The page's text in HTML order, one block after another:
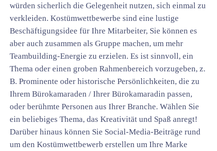
würden sicherlich die Gelegenheit nutzen, sich einmal zu
verkleiden. Kostümwettbewerbe sind eine lustige
Beschäftigungsidee für Ihre Mitarbeiter, Sie können es
aber auch zusammen als Gruppe machen, um mehr
Teambuilding-Energie zu erzielen. Es ist sinnvoll, ein
Thema oder einen groben Rahmenbereich vorzugeben, z.
B. Prominente oder historische Persönlichkeiten, die zu
Ihrem Bürokamaraden / Ihrer Bürokamaradin passen,
oder berühmte Personen aus Ihrer Branche. Wählen Sie
ein beliebiges Thema, das Kreativität und Spaß anregt!
Darüber hinaus können Sie Social-Media-Beiträge rund
um den Kostümwettbewerb erstellen um Ihre Marke